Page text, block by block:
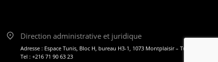
Direction administrative et juridique
Adresse : Espace Tunis, Bloc H, bureau H3-1, 1073 Montplaisir – Tunis
Tel : +216 71 90 63 23